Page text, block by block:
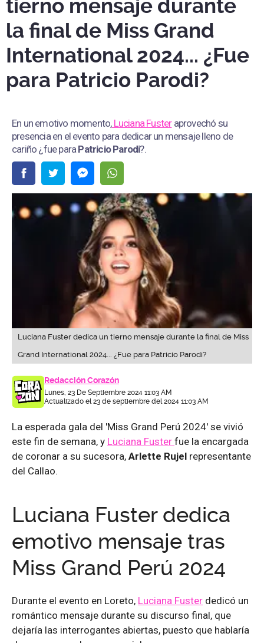
tierno mensaje durante
la final de Miss Grand
International 2024... ¿Fue
para Patricio Parodi?
En un emotivo momento,Luciana Fusteraprovechó su
presencia en el evento para dedicar un mensaje lleno de
cariño ¿fue para Patricio Parodi?.
Luciana Fuster dedica un tierno mensaje durante la final de Miss
Grand International 2024... ¿Fue para Patricio Parodi?
Redacción Corazón
Lunes, 23 De Septiembre 2024 11:03 AM
Actualizado el 23 de septiembre del 2024 11:03 AM
La esperada gala del 'Miss Grand Perú 2024' se vivió
este fin de semana, y Luciana Fuster fue la encargada
de coronar a su sucesora, Arlette Rujel representante
del Callao.
Luciana Fuster dedica
emotivo mensaje tras
Miss Grand Perú 2024
Durante el evento en Loreto, Luciana Fuster dedicó un
romántico mensaje durante su discurso final, que
dejaría las interrogantes abiertas, puesto que hablaría